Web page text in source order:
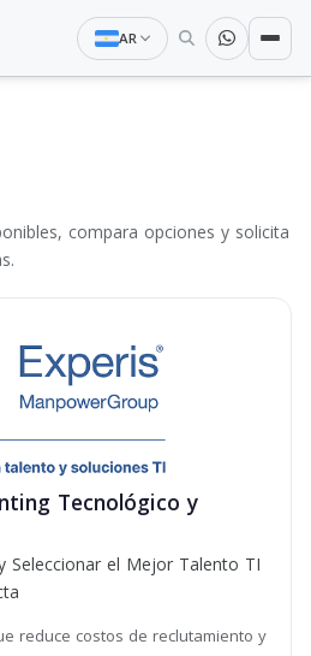
AR
compara opciones y solicita
Tecnológico y
Seleccionar el Mejor Talento TI
reduce costos de reclutamiento y